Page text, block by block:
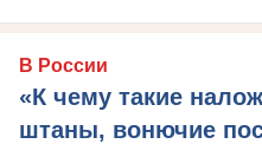
В России
«К чему такие
штаны, вонючие